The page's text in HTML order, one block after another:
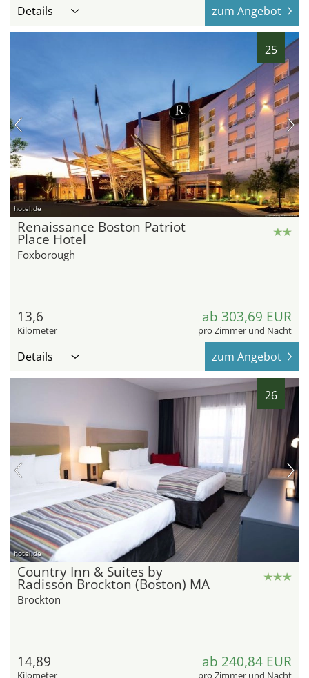
Details zum Angebot
25
hotel.de
Renaissance Boston Patriot
Place Hotel
Foxborough
13,6
Kilometer
ab 303,69 EUR
pro Zimmer und Nacht
Details zum Angebot
26
hotel.de
Country Inn & Suites by
Radisson Brockton (Boston) MA
Brockton
14,89 ab 240,84 EUR